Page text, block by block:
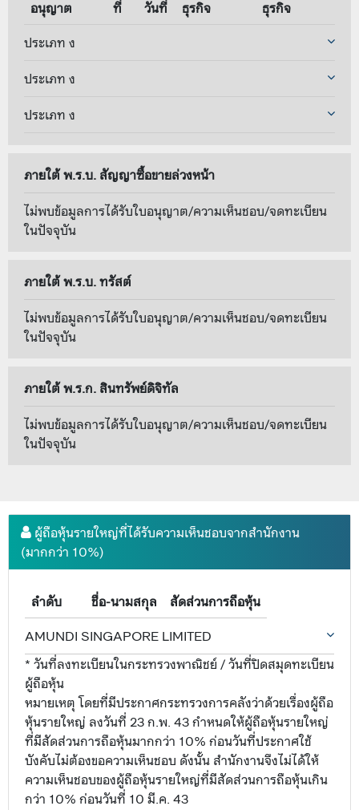
อนุญาต
ที่
วันที่
ธุรกิจ
ธุรกิจ
ประเภท ง
ประเภท ง
ประเภท ง
ภายใต้ พ.ร.บ. สัญญาซื้อขายล่วงหน้า
ไม่พบข้อมูลการได้รับใบอนุญาต/ความเห็นชอบ/จดทะเบียน
ในปัจจุบัน
ภายใต้ พ.ร.บ. ทรัสต์
ไม่พบข้อมูลการได้รับใบอนุญาต/ความเห็นชอบ/จดทะเบียน
ในปัจจุบัน
ภายใต้ พ.ร.ก. สินทรัพย์ดิจิทัล
ไม่พบข้อมูลการได้รับใบอนุญาต/ความเห็นชอบ/จดทะเบียน
ในปัจจุบัน
ผู้ถือหุ้นรายใหญ่ที่ได้รับความเห็นชอบจากสำนักงาน
(มากกว่า 10%)
ลำดับ ชื่อ-นามสกุล
สัดส่วนการถือหุ้น
AMUNDI SINGAPORE LIMITED
* วันที่ลงทะเบียนในกระทรวงพาณิชย์ / วันที่ปิดสมุดทะเบียน
ผู้ถือหุ้น
หมายเหตุ โดยที่มีประกาศกระทรวงการคลังว่าด้วยเรื่องผู้ถือ
หุ้นรายใหญ่ ลงวันที่ 23 ก.พ. 43 กำหนดให้ผู้ถือหุ้นรายใหญ่
ที่มีสัดส่วนการถือหุ้นมากกว่า 10% ก่อนวันที่ประกาศใช้
บังคับไม่ต้องขอความเห็นชอบ ดังนั้น สำนักงานจึงไม่ได้ให้
ความเห็นชอบของผู้ถือหุ้นรายใหญ่ที่มีสัดส่วนการถือหุ้นเกิน
กว่า 10% ก่อนวันที่ 10 มี.ค. 43